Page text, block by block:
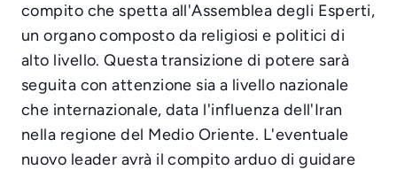
compito che spetta all'Assemblea degli Esperti,
un organo composto da religiosi e politici di
alto livello. Questa transizione di potere sarà
seguita con attenzione sia a livello nazionale
che internazionale, data l'influenza dell'Iran
nella regione del Medio Oriente. L'eventuale
nuovo leader avrà il compito arduo di guidare